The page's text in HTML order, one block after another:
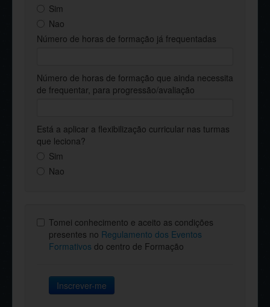
Sim
Nao
Número de horas de formação já frequentadas
Número de horas de formação que ainda necessita
de frequentar, para progressão/avaliação
Está a aplicar a flexibilização curricular nas turmas
que leciona?
Sim
Nao
Tomei conhecimento e aceito as condições
presentes no Regulamento dos Eventos
Formativos do centro de Formação
Inscrever-me